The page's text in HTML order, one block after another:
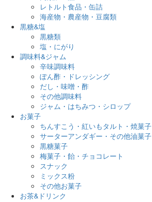
レトルト食品・缶詰
海産物・農産物・豆腐類
黒糖&塩
黒糖類
塩・にがり
調味料&ジャム
辛味調味料
ぽん酢・ドレッシング
だし・味噌・酢
その他調味料
ジャム・はちみつ・シロップ
お菓子
ちんすこう・紅いもタルト・焼菓子
サーターアンダギー・その他油菓子
黒糖菓子
梅菓子・飴・チョコレート
スナック
ミックス粉
その他お菓子
お茶&ドリンク